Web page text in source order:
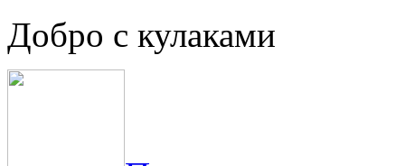
Добро с кулаками